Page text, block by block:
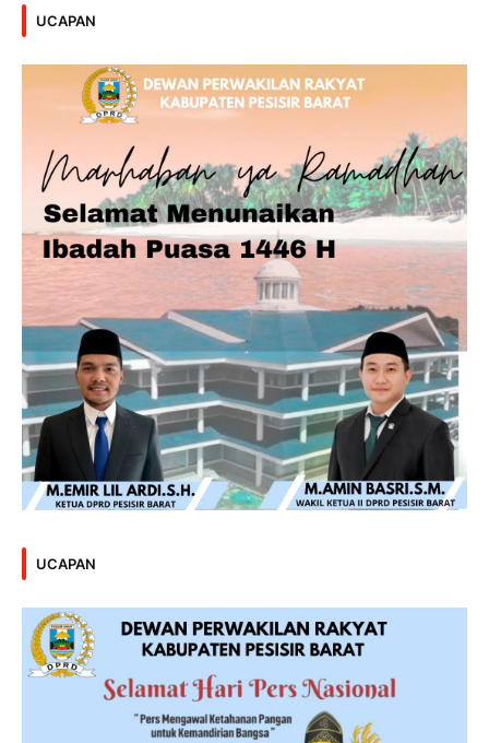
UCAPAN
UCAPAN